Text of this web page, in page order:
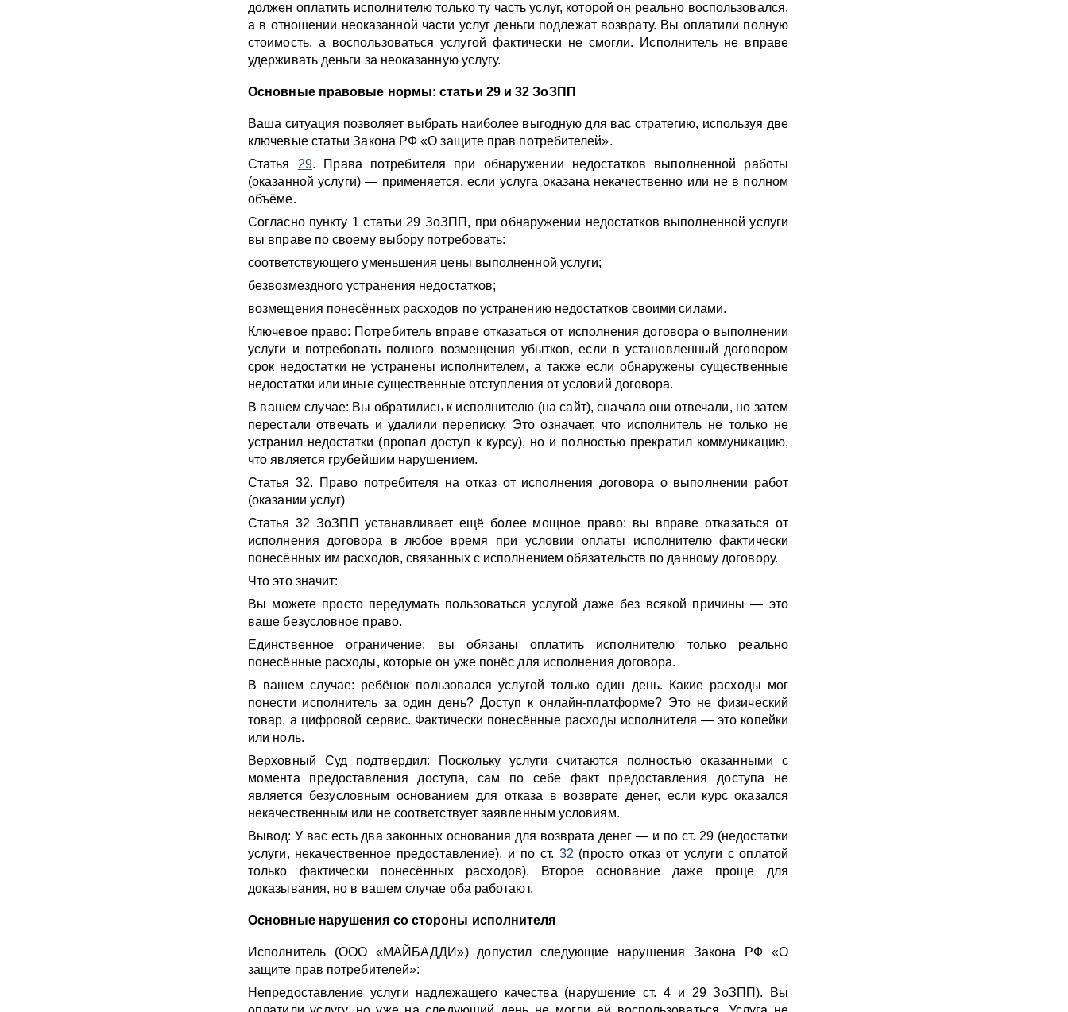
должен оплатить исполнителю только ту часть услуг, которой он реально воспользовался,
а в отношении неоказанной части услуг деньги подлежат возврату. Вы оплатили полную
стоимость, а воспользоваться услугой фактически не смогли. Исполнитель не вправе
удерживать деньги за неоказанную услугу.
Основные правовые нормы: статьи 29 и 32 ЗоЗПП
Ваша ситуация позволяет выбрать наиболее выгодную для вас стратегию, используя две
ключевые статьи Закона РФ «О защите прав потребителей».
Статья 29. Права потребителя при обнаружении недостатков выполненной работы
(оказанной услуги) — применяется, если услуга оказана некачественно или не в полном
объёме.
Согласно пункту 1 статьи 29 ЗоЗПП, при обнаружении недостатков выполненной услуги
вы вправе по своему выбору потребовать:
соответствующего уменьшения цены выполненной услуги;
безвозмездного устранения недостатков;
возмещения понесённых расходов по устранению недостатков своими силами.
Ключевое право: Потребитель вправе отказаться от исполнения договора о выполнении
услуги и потребовать полного возмещения убытков, если в установленный договором
срок недостатки не устранены исполнителем, а также если обнаружены существенные
недостатки или иные существенные отступления от условий договора.
В вашем случае: Вы обратились к исполнителю (на сайт), сначала они отвечали, но затем
перестали отвечать и удалили переписку. Это означает, что исполнитель не только не
устранил недостатки (пропал доступ к курсу), но и полностью прекратил коммуникацию,
что является грубейшим нарушением.
Статья 32. Право потребителя на отказ от исполнения договора о выполнении работ
(оказании услуг)
Статья 32 ЗоЗПП устанавливает ещё более мощное право: вы вправе отказаться от
исполнения договора в любое время при условии оплаты исполнителю фактически
понесённых им расходов, связанных с исполнением обязательств по данному договору.
Что это значит:
Вы можете просто передумать пользоваться услугой даже без всякой причины — это
ваше безусловное право.
Единственное ограничение: вы обязаны оплатить исполнителю только реально
понесённые расходы, которые он уже понёс для исполнения договора.
В вашем случае: ребёнок пользовался услугой только один день. Какие расходы мог
понести исполнитель за один день? Доступ к онлайн-платформе? Это не физический
товар, а цифровой сервис. Фактически понесённые расходы исполнителя — это копейки
или ноль.
Верховный Суд подтвердил: Поскольку услуги считаются полностью оказанными с
момента предоставления доступа, сам по себе факт предоставления доступа не
является безусловным основанием для отказа в возврате денег, если курс оказался
некачественным или не соответствует заявленным условиям.
Вывод: У вас есть два законных основания для возврата денег — и по ст. 29 (недостатки
услуги, некачественное предоставление), и по ст. 32 (просто отказ от услуги с оплатой
только фактически понесённых расходов). Второе основание даже проще для
доказывания, но в вашем случае оба работают.
Основные нарушения со стороны исполнителя
Исполнитель (ООО «МАЙБАДДИ») допустил следующие нарушения Закона РФ «О
защите прав потребителей»:
Непредоставление услуги надлежащего качества (нарушение ст. 4 и 29 ЗоЗПП). Вы